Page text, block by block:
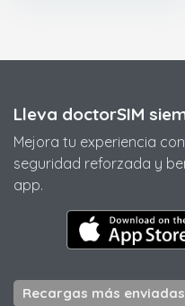
Lleva doctorSIM
Mejora tu experiencia
seguridad reforzada y
app.
Recargas más enviadas